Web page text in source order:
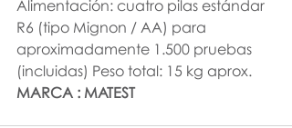
Alimentación: cuatro pilas estándar
R6 (tipo Mignon / AA) para
aproximadamente 1.500 pruebas
(incluidas) Peso total: 15 kg aprox.
MARCA : MATEST